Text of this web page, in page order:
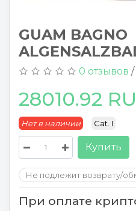
GUAM BAGNO
0 отзывов /
28010.92
Нет в наличии Cat. I
Купить
Не подлежит возврату/
При оплате